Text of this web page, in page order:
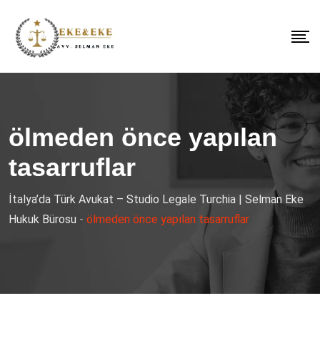
ölmeden önce yapılan
tasarruflar
İtalya’da Türk Avukat – Studio Legale Turchia | Selman Eke
Hukuk Bürosu - ölmeden önce yapılan tasarruflar